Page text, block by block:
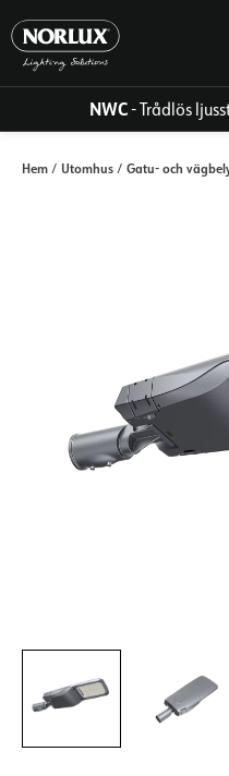
direkt
innehållet
NWC- Trådlös
Hem / Utomhus / Gatu- och